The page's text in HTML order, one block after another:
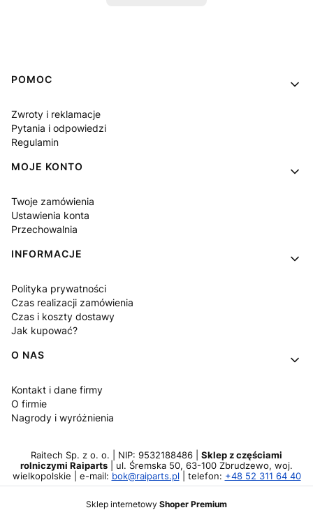
Linki w stopce
POMOC
Zwroty i reklamacje
Pytania i odpowiedzi
Regulamin
MOJE KONTO
Twoje zamówienia
Ustawienia konta
Przechowalnia
INFORMACJE
Polityka prywatności
Czas realizacji zamówienia
Czas i koszty dostawy
Jak kupować?
O NAS
Kontakt i dane firmy
O firmie
Nagrody i wyróżnienia
Raitech Sp. z o. o. | NIP: 9532188486 | Sklep z częściami
rolniczymi Raiparts | ul. Śremska 50, 63-100 Zbrudzewo, woj.
wielkopolskie | e-mail: bok@raiparts.pl| telefon: +48 52 311 64 40
Sklep internetowy Shoper Premium